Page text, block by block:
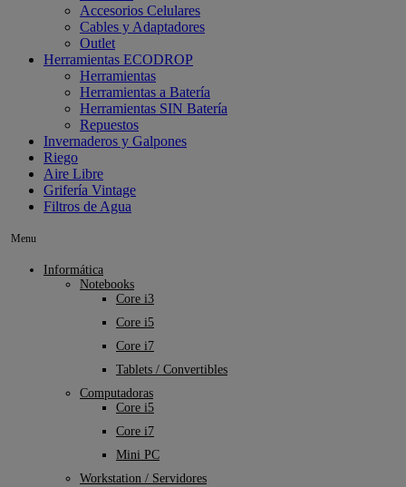
Accesorios Celulares
Cables y Adaptadores
Outlet
Herramientas ECODROP
Herramientas
Herramientas a Batería
Herramientas SIN Batería
Repuestos
Invernaderos y Galpones
Riego
Aire Libre
Grifería Vintage
Filtros de Agua
Menu
Informática
Notebooks
Core i3
Core i5
Core i7
Tablets / Convertibles
Computadoras
Core i5
Core i7
Mini PC
Workstation / Servidores